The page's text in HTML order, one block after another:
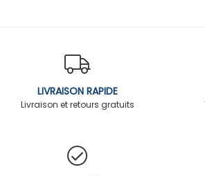
LIVRAISON RAPIDE
Livraison et retours gratuits